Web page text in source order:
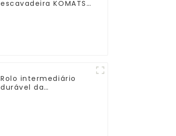
escavadeira KOMATSU
Rolo intermediário
durável da